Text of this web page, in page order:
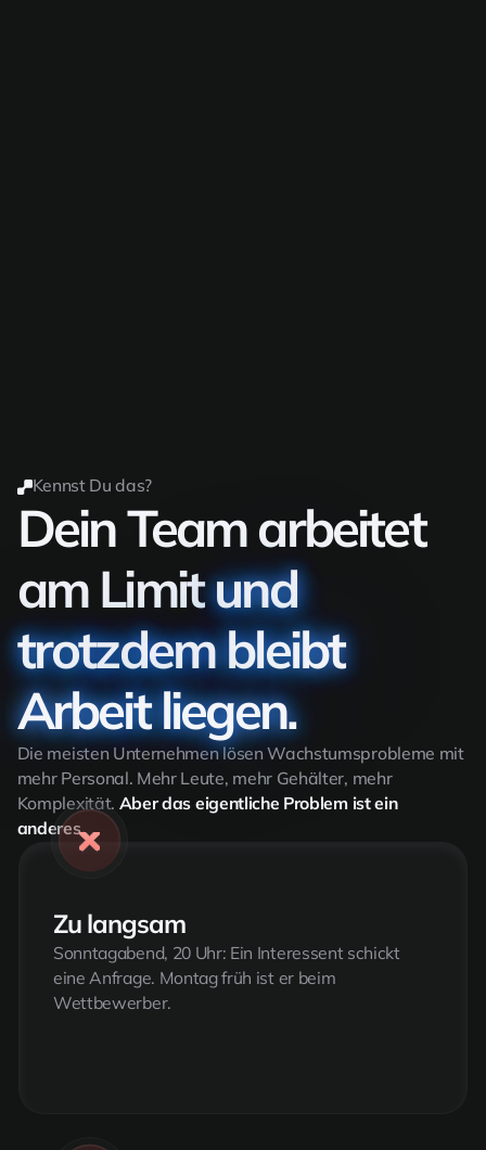
Kennst Du das?
Dein Team arbeitet
am Limitund
trotzdem bleibt
Arbeit liegen.
Die meisten Unternehmen lösen Wachstumsprobleme mit
mehr Personal. Mehr Leute, mehr Gehälter, mehr
Komplexität. Aber das eigentliche Problem ist ein
anderes.
Zu langsam
Sonntagabend, 20 Uhr: Ein Interessent schickt
eine Anfrage. Montag früh ist er beim
Wettbewerber.